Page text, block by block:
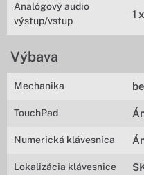
Analógový audio
výstup/vstup
1 x
Výbava
Mechanika
TouchPad
Numerická klávesnica
Lokalizácia klávesnice